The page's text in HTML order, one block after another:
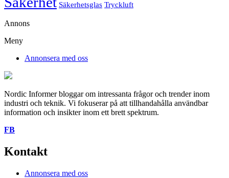
Säkerhetsglas Tryckluft
Annons
Meny
Annonsera med oss
Nordic Informer bloggar om intressanta frågor och trender inom
industri och teknik. Vi fokuserar på att tillhandahålla användbar
information och insikter inom ett brett spektrum.
FB
Kontakt
Annonsera med oss